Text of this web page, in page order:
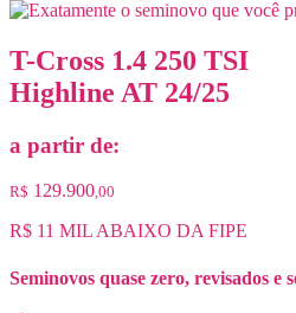
T-Cross 1.4 250 TSI
Highline AT 24/25
a partir de:
R$ 129.900,00
R$ 11 MIL ABAIXO DA FIPE
Seminovos quase zero, revisados e